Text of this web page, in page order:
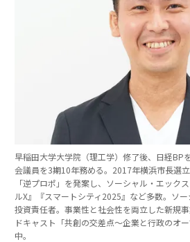
早稲田大学大学院（理工学）修了後、日経BP
会議員を3期10年務める。2017年横浜市長選
「逆プロポ」を発案し、ソーシャル・エック
ルX』『スマートシティ2025』など多数。ソ
投資責任者。事業性と社会性を両立した新規
ドキャスト「共創の交差点〜企業と行政のオ
中。